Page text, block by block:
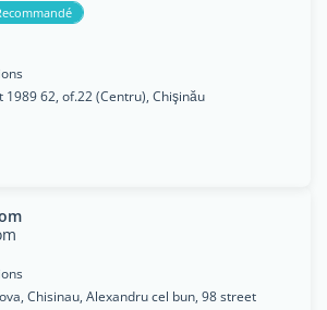
1989 62, of.22 (Centru), Chişinău
Chisinau, Alexandru cel bun, 98 street